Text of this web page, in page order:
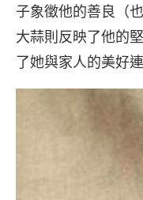
子象徵他的善良（
大蒜則反映了他的
了她與家人的美好